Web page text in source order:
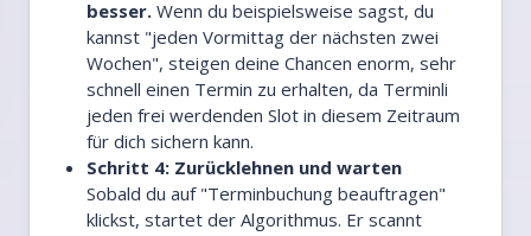
besser. Wenn du beispielsweise sagst, du
kannst "jeden Vormittag der nächsten zwei
Wochen", steigen deine Chancen enorm, sehr
schnell einen Termin zu erhalten, da Terminli
jeden frei werdenden Slot in diesem Zeitraum
für dich sichern kann.
Schritt 4: Zurücklehnen und warten
Sobald du auf "Terminbuchung beauftragen"
klickst, startet der Algorithmus. Er scannt